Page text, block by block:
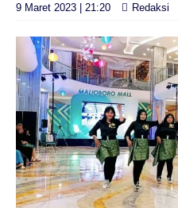
9 Maret 2023 | 21:20 Redaksi